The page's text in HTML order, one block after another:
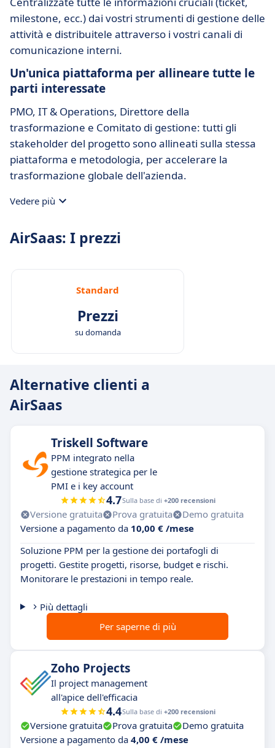
milestone, ecc.) dai vostri strumenti di gestione delle
attività e distribuitele attraverso i vostri canali di
comunicazione interni.
Un'unica piattaforma per allineare tutte le
parti interessate
PMO, IT & Operations, Direttore della
trasformazione e Comitato di gestione: tutti gli
stakeholder del progetto sono allineati sulla stessa
piattaforma e metodologia, per accelerare la
trasformazione globale dell'azienda.
Vedere più
AirSaas: I prezzi
Standard
Prezzi
su domanda
Alternative clienti a
AirSaas
Triskell Software
PPM integrato nella
gestione strategica per le
PMI e i key account
4.7Sulla base di +200 recensioni
Versione gratuita Prova gratuita
Demo gratuita
Versione a pagamento da 10,00 € /mese
Soluzione PPM per la gestione dei portafogli di
progetti. Gestite progetti, risorse, budget e rischi.
Monitorare le prestazioni in tempo reale.
Più dettagli
Per saperne di più
Zoho Projects
Il project management
all'apice dell'efficacia
4.4Sulla base di +200 recensioni
Versione gratuita Prova gratuita
Demo gratuita
Versione a pagamento da 4,00 € /mese